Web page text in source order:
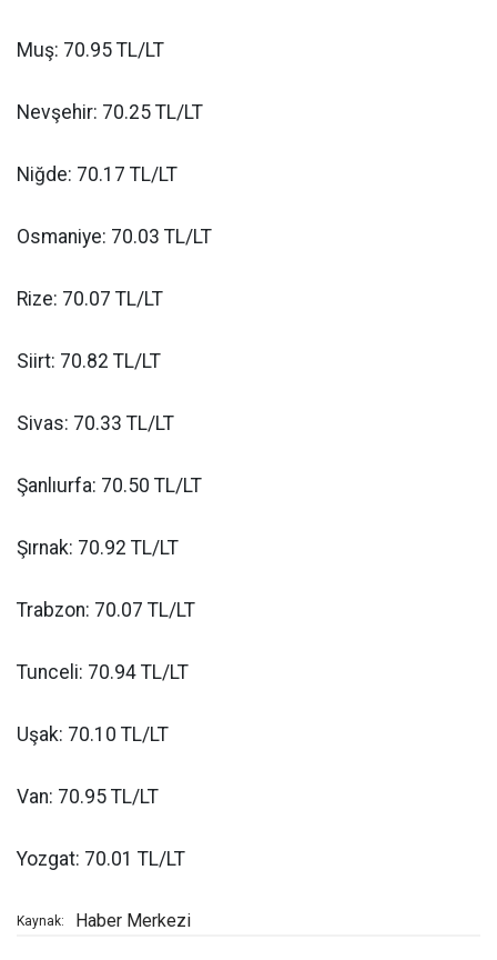
Muş: 70.95 TL/LT
Nevşehir: 70.25 TL/LT
Niğde: 70.17 TL/LT
Osmaniye: 70.03 TL/LT
Rize: 70.07 TL/LT
Siirt: 70.82 TL/LT
Sivas: 70.33 TL/LT
Şanlıurfa: 70.50 TL/LT
Şırnak: 70.92 TL/LT
Trabzon: 70.07 TL/LT
Tunceli: 70.94 TL/LT
Uşak: 70.10 TL/LT
Van: 70.95 TL/LT
Yozgat: 70.01 TL/LT
Kaynak: Haber Merkezi